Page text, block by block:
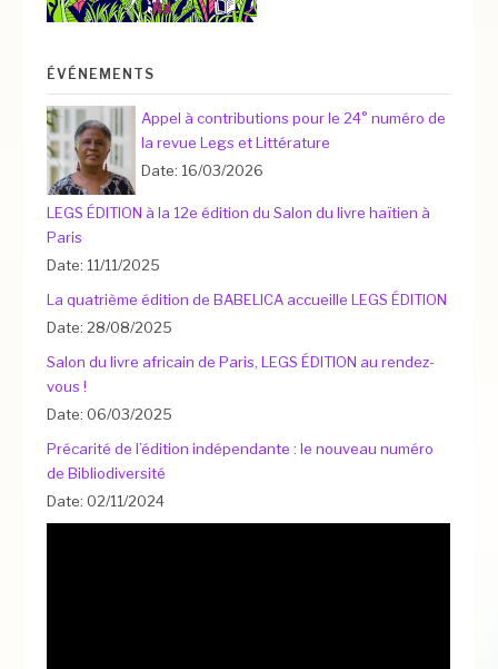
ÉVÉNEMENTS
Appel à contributions pour le 24° numéro de
la revue Legs et Littérature
Date: 16/03/2026
LEGS ÉDITION à la 12e édition du Salon du livre haïtien à
Paris
Date: 11/11/2025
La quatrième édition de BABELICA accueille LEGS ÉDITION
Date: 28/08/2025
Salon du livre africain de Paris, LEGS ÉDITION au rendez-
vous !
Date: 06/03/2025
Précarité de l’édition indépendante : le nouveau numéro
de Bibliodiversité
Date: 02/11/2024